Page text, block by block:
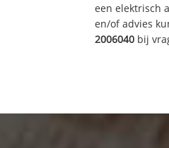
een elektrisch
en/of advies
2006040 bij